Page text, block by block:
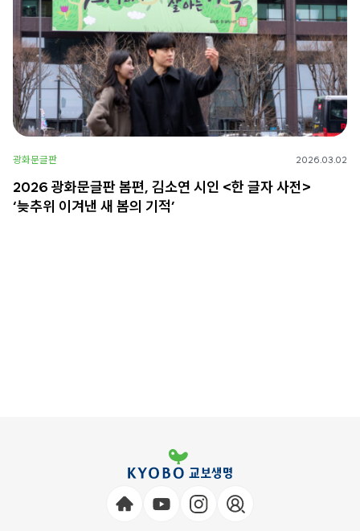
광화문글판 2026.03.02
2026 광화문글판 봄편, 김소연 시인 <한 글자 사전>
‘늦추위 이겨낸 새 봄의 기적’